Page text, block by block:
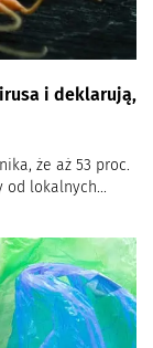
i deklarują,
że aż 53 proc.
od lokalnych...